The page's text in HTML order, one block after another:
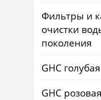
Фильтры и
очистки
поколения
GHC
GHC